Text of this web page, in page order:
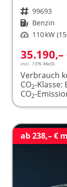
Fahrzeugnr. 99693
Kraftstoff Benzin
Leistung 110 kW
35.190,–
incl. 19% MwSt.
Verbrauch
CO2-Klasse:
CO2-
ab 238,– €